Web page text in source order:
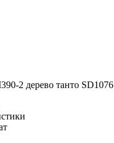
2 дерево танто SD1076